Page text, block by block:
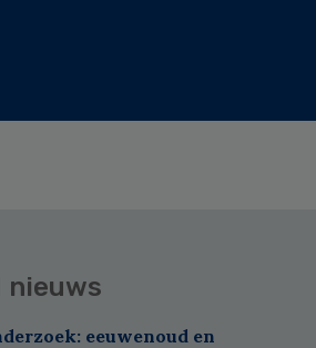
nieuws
eeuwenoud en